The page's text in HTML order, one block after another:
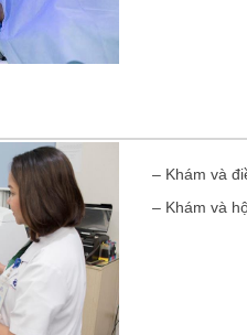
– Khám và
– Khám và